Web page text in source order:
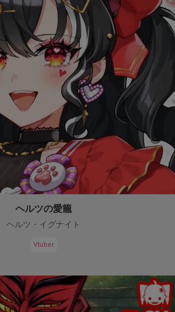
ヘルツの愛籠
ヘルツ・イグナイト
Vtuber